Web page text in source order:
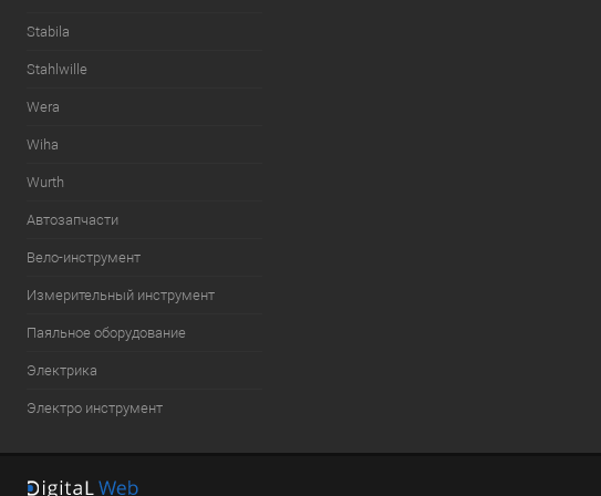
Stabila
Stahlwille
Wera
Wiha
Wurth
Автозапчасти
Вело-инструмент
Измерительный инструмент
Паяльное оборудование
Электрика
Электро инструмент